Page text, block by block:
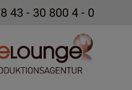
43 - 30 800 4 - 0